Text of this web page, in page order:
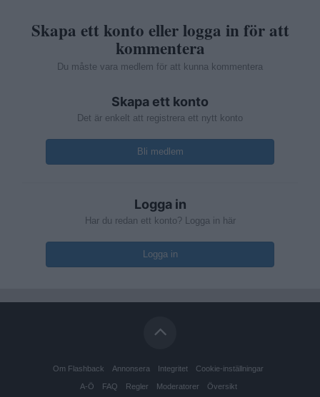
Skapa ett konto eller logga in för att
kommentera
Du måste vara medlem för att kunna kommentera
Skapa ett konto
Det är enkelt att registrera ett nytt konto
Bli medlem
Logga in
Har du redan ett konto? Logga in här
Logga in
Om Flashback Annonsera Integritet Cookie-inställningar
A-Ö FAQ Regler Moderatorer Översikt